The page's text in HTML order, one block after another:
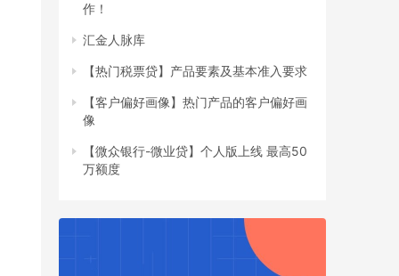
作！
汇金人脉库
【热门税票贷】产品要素及基本准入要求
【客户偏好画像】热门产品的客户偏好画
像
【微众银行-微业贷】个人版上线 最高50
万额度